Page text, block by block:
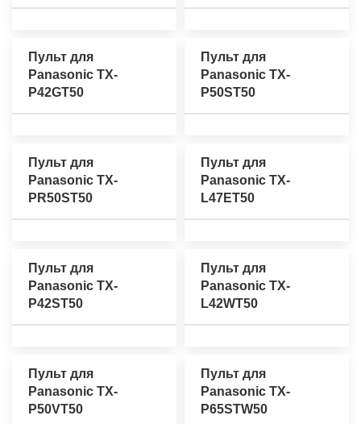
Пульт для
Panasonic TX-
P42GT50
Пульт для
Panasonic TX-
P50ST50
Пульт для
Panasonic TX-
PR50ST50
Пульт для
Panasonic TX-
L47ET50
Пульт для
Panasonic TX-
P42ST50
Пульт для
Panasonic TX-
L42WT50
Пульт для
Panasonic TX-
P50VT50
Пульт для
Panasonic TX-
P65STW50